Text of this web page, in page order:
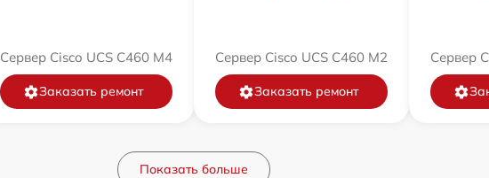
Сервер Cisco UCS C460 M4
Заказать ремонт
Сервер Cisco UCS C460 M2
Заказать ремонт
Сервер
Показать больше